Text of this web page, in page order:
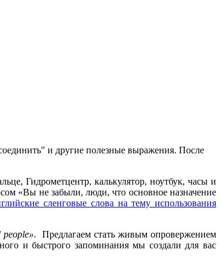
и другие полезные выражения. После
Гидрометцентр, калькулятор, ноутбук, часы и
«Вы не забыли, люди, что основное назначение
сленговые слова на тему использования
. Предлагаем стать живым опровержением
и быстрого запоминания мы создали для вас